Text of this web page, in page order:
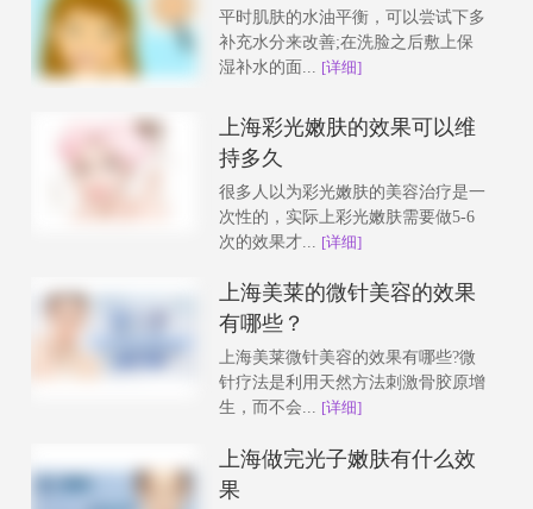
平时肌肤的水油平衡，可以尝试下多
补充水分来改善;在洗脸之后敷上保
湿补水的面... [详细]
上海彩光嫩肤的效果可以维
持多久
很多人以为彩光嫩肤的美容治疗是一
次性的，实际上彩光嫩肤需要做5-6
次的效果才... [详细]
上海美莱的微针美容的效果
有哪些？
上海美莱微针美容的效果有哪些?微
针疗法是利用天然方法刺激骨胶原增
生，而不会...
[详细]
上海做完光子嫩肤有什么效
果